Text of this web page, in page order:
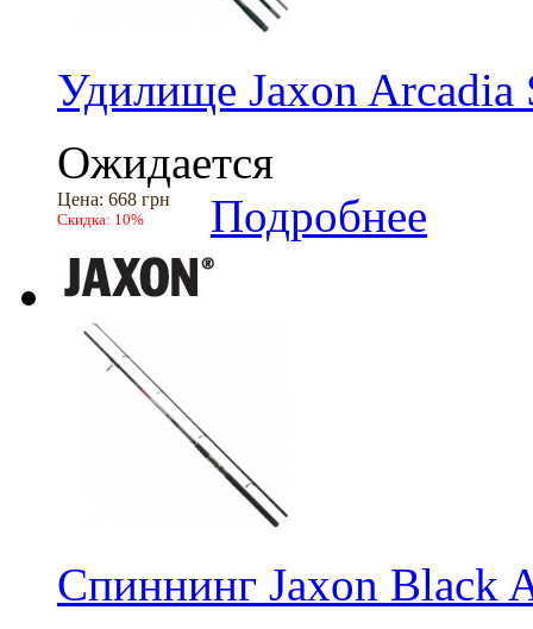
Удилище Jaxon Arcadia
Ожидается
Цена: 668 грн
Скидка: 10% Подробнее
Спиннинг Jaxon Black